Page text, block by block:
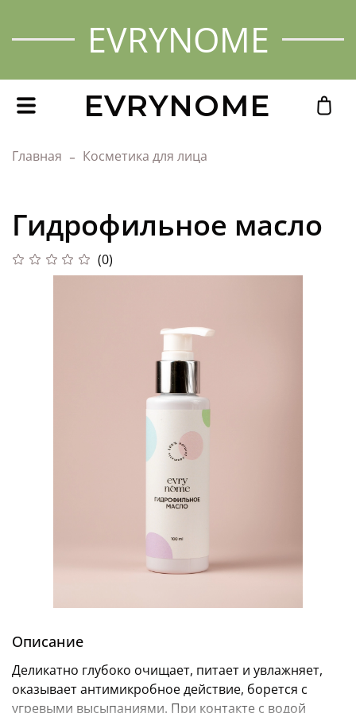
EVRYNOME
EVRYNOME
Главная Косметика для лица
Гидрофильное масло
(0)
Описание
Деликатно глубоко очищает, питает и увлажняет,
оказывает антимикробное действие, борется с
угревыми высыпаниями. При контакте с водой